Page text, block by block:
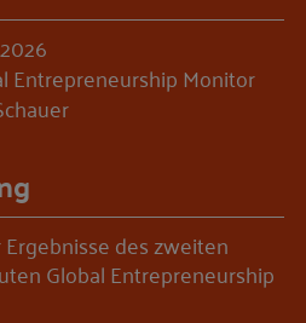
Entrepreneurship Monitor
des zweiten
Global Entrepreneurship